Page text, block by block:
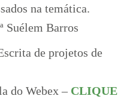
na temática.
Suélem Barros
de projetos de
do Webex – CLIQUE